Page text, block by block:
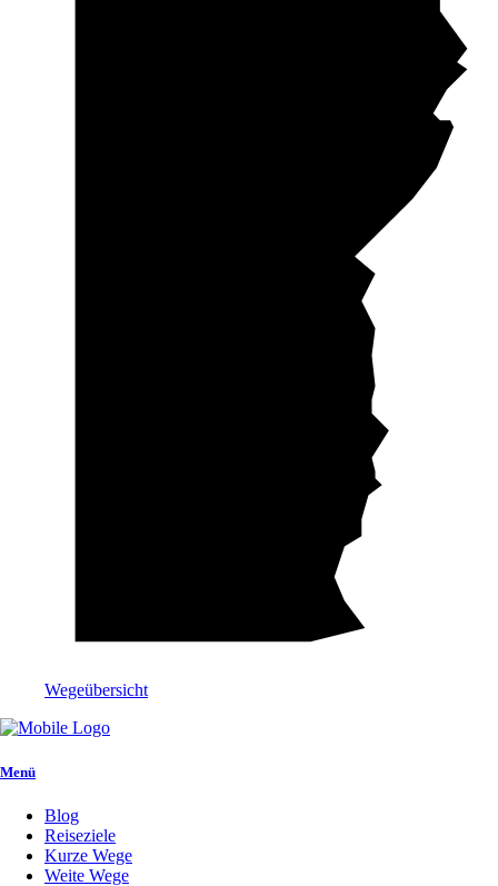
Wegeübersicht
Menü
Blog
Reiseziele
Kurze Wege
Weite Wege